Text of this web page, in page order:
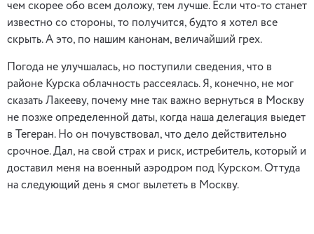
чем скорее обо всем доложу, тем лучше. Если что-то станет
известно со стороны, то получится, будто я хотел все
скрыть. А это, по нашим канонам, величайший грех.
Погода не улучшалась, но поступили сведения, что в
районе Курска облачность рассеялась. Я, конечно, не мог
сказать Лакееву, почему мне так важно вернуться в Москву
не позже определенной даты, когда наша делегация выедет
в Тегеран. Но он почувствовал, что дело действительно
срочное. Дал, на свой страх и риск, истребитель, который и
доставил меня на военный аэродром под Курском. Оттуда
на следующий день я смог вылететь в Москву.